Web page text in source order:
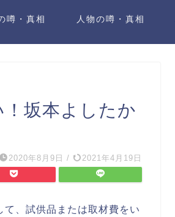
噂・真相 人物の噂・真相
坂本よしたか
2020年8月9日 / 2021年4月19日
て、試供品または取材費をい